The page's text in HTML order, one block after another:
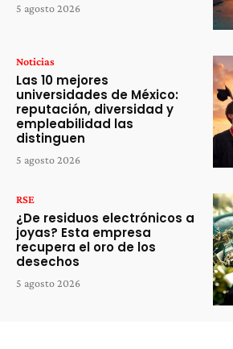
5 agosto 2026
Noticias
Las 10 mejores
universidades de México:
reputación, diversidad y
empleabilidad las
distinguen
5 agosto 2026
RSE
¿De residuos electrónicos a
joyas? Esta empresa
recupera el oro de los
desechos
5 agosto 2026